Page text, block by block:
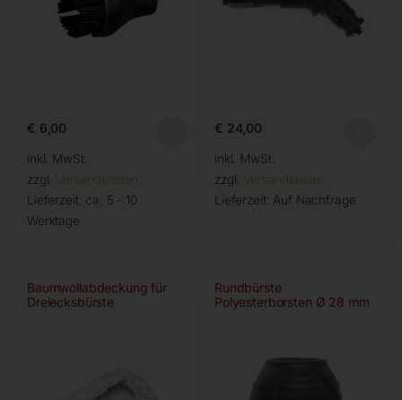
€ 6,00
inkl. MwSt.
zzgl. Versandkosten
Lieferzeit: ca. 5 - 10
Werktage
€ 24,00
inkl. MwSt.
zzgl. Versandkosten
Lieferzeit: Auf Nachfrage
Baumwollabdeckung für
Dreiecksbürste
Rundbürste
Polyesterborsten Ø 28 mm